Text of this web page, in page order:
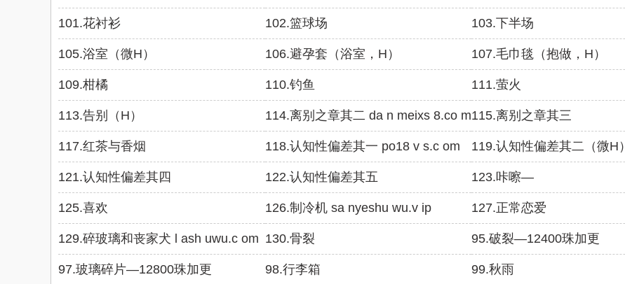
101.花衬衫 102.篮球场 103.下半场
105.浴室（微H） 106.避孕套（浴室，H） 107.毛巾毯（抱做，H）
109.柑橘 110.钓鱼 111.萤火
113.告别（H） 114.离别之章其二 da n meixs 8.co m115.离别之章其三
117.红茶与香烟 118.认知性偏差其一 po18 v s.c om 119.认知性偏差其二（微H）
121.认知性偏差其四 122.认知性偏差其五 123.咔嚓—
125.喜欢 126.制冷机 sa nyeshu wu.v ip 127.正常恋爱
129.碎玻璃和丧家犬 l ash uwu.c om 130.骨裂 95.破裂—12400珠加更
97.玻璃碎片—12800珠加更 98.行李箱 99.秋雨